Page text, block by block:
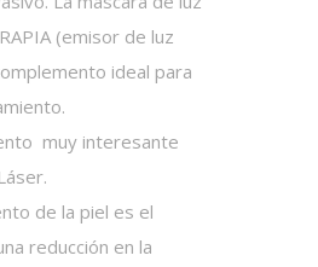
(emisor de luz
ideal para
muy interesante
de la piel es el
reducción en la